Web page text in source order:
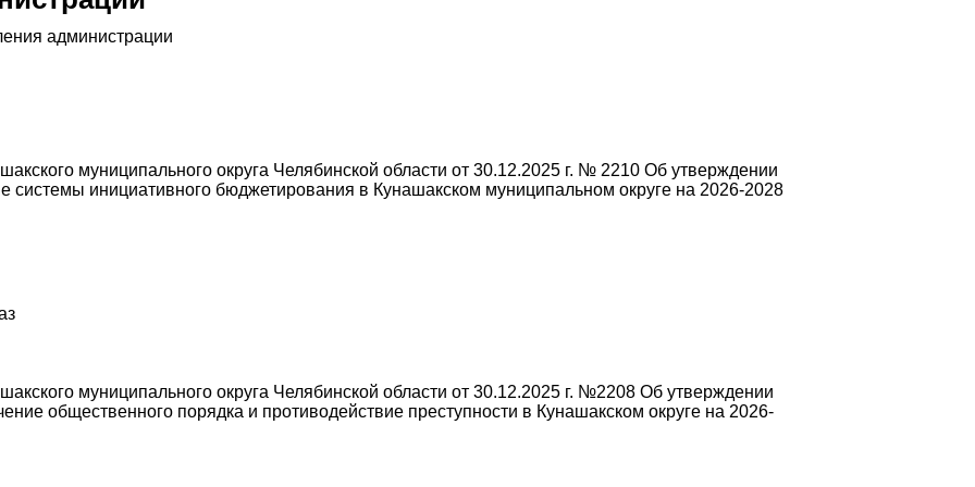
администрации
муниципального округа Челябинской области от 30.12.2025 г. № 2210 Об утверждении
системы инициативного бюджетирования в Кунашакском муниципальном округе на 2026-2028
муниципального округа Челябинской области от 30.12.2025 г. №2208 Об утверждении
общественного порядка и противодействие преступности в Кунашакском округе на 2026-